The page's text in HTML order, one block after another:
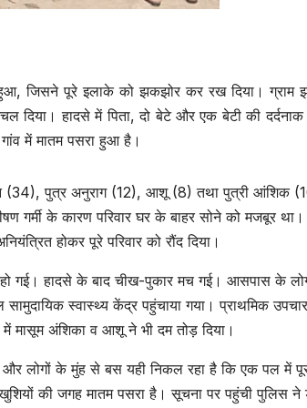
हुआ, जिसने पूरे इलाके को झकझोर कर रख दिया। ग्राम
दिया। हादसे में पिता, दो बेटे और एक बेटी की दर्दनाक
में मातम पसरा हुआ है।
(34), पुत्र अनुराग (12), आशू (8) तथा पुत्री आंशिक
गर्मी के कारण परिवार घर के बाहर सोने को मजबूर था।
होकर पूरे परिवार को रौंद दिया।
हो गई। हादसे के बाद चीख-पुकार मच गई। आसपास के
स्वास्थ्य केंद्र पहुंचाया गया। प्राथमिक
मासूम अंशिका व आशू ने भी दम तोड़ दिया।
लोगों के मुंह से बस यही निकल रहा है कि एक पल में
की जगह मातम पसरा है। सूचना पर पहुंची पुलिस ने
प्रदेश जालौन
News:दो
की भिड़ंत में
प्रधान के बेटे की
AUGUST 7, 2026
उत्तर प्रदेश जालौन
Jalaun
तहसील की
AUGUST 7,